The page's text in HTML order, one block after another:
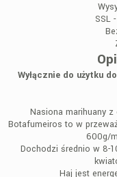
SSL
Wyłącznie do użytku
Nasiona marihuany
Botafumeiros to w
600g/
Dochodzi średnio w 8-
Haj jest